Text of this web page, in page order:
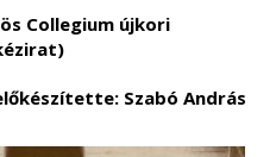
Collegium újkori
Szabó András